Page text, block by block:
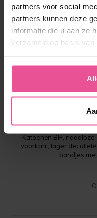
partners voor social
partners kunnen deze
informatie die u aan ze
verzameld op basis van
Katoenen BH,
voorkant, lager
bandjes